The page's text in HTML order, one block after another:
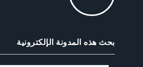
بحث هذه المدونة الإلكترونية